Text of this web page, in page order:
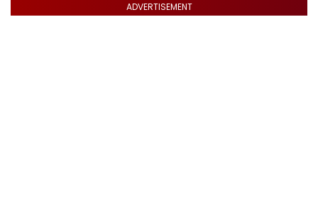
ADVERTISEMENT